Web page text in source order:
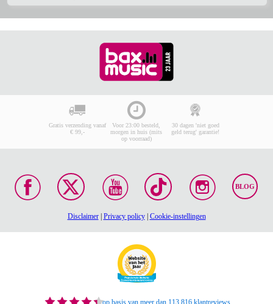
Gratis verzending vanaf
€ 99,-
Voor 23:00 besteld,
morgen in huis (mits
op voorraad)
30 dagen 'niet goed
geld terug' garantie!
BLOG
Disclaimer| Privacy policy| Cookie-instellingen
op basis van meer dan 113.816 klantreviews